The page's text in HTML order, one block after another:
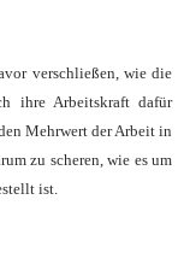
verschließen, wie die
ihre Arbeitskraft dafür
Mehrwert der Arbeit in
zu scheren, wie es um
ist.